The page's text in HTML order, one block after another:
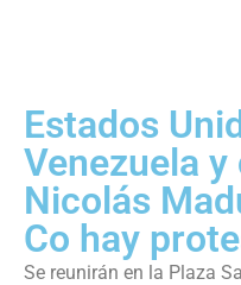
Estados
Venezuela
Nicolás
Co hay
Se reunirán en la Plaza